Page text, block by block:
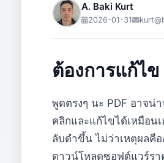
A. Baki Kurt
2026-01-31
ต้องการแก้ไ
พูดตรงๆ นะ PDF อาจ
คลิกและแก้ไขได้เหมือน
ลับดำขึ้น ไม่ว่าเหตุผลคื
ดาวน์โหลดซอฟต์แวร์ร